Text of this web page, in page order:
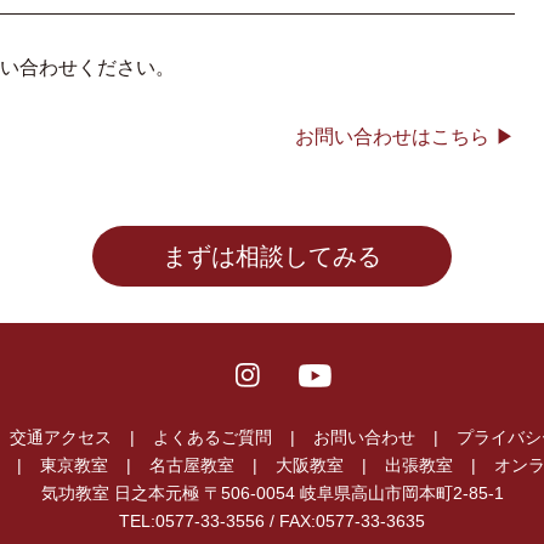
合わせください。
お問い合わせはこちら
まずは相談してみる
交通アクセス よくあるご質問 お問い合わせ
プライバ
東京教室
名古屋教室 大阪教室 出張教室
オン
気功教室 日之本元極〒506-0054 岐阜県高山市岡本町2-85-1
TEL:0577-33-3556 / FAX:0577-33-3635